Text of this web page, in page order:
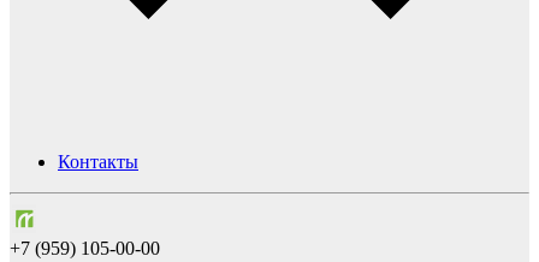
Контакты
+7 (959) 105-00-00